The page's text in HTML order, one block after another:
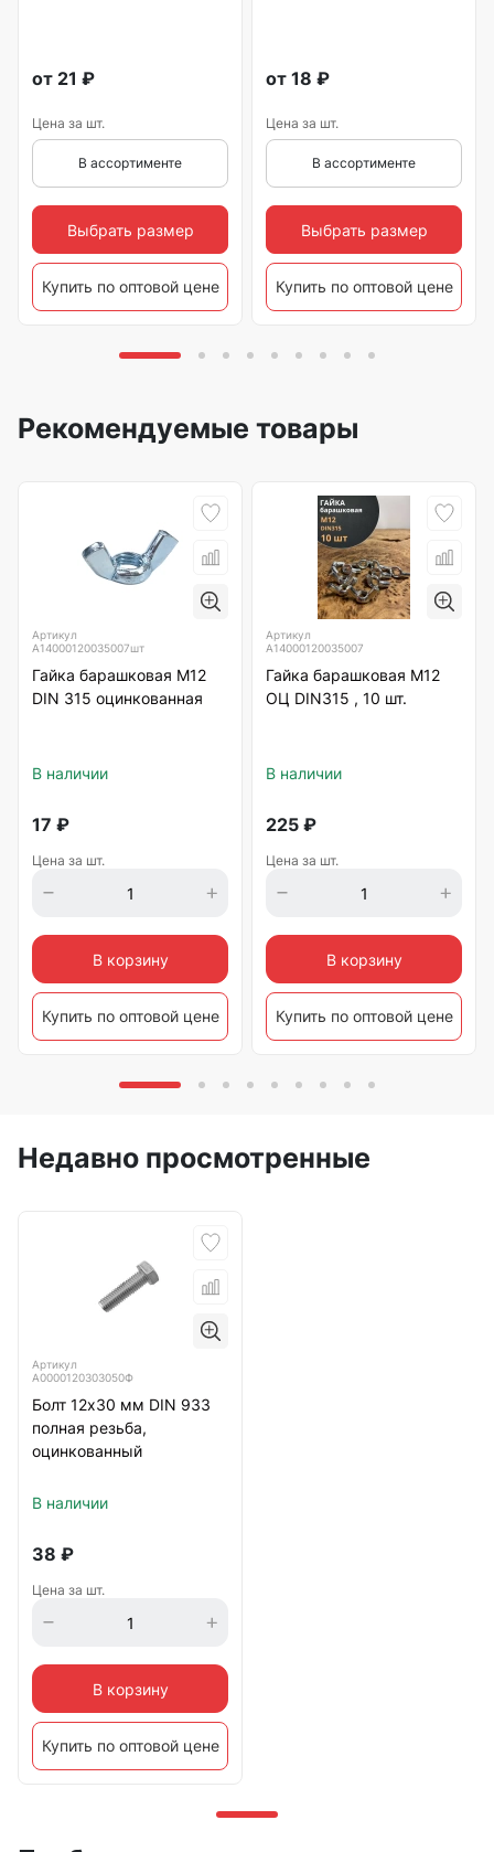
от 21 ₽
Цена за шт.
В ассортименте
Выбрать размер
Купить по оптовой цене
от 18 ₽
Цена за шт.
В ассортименте
Выбрать размер
Купить по оптовой цене
Рекомендуемые товары
Артикул
А14000120035007шт
Гайка барашковая М12
DIN 315 оцинкованная
В наличии
17 ₽
Цена за шт.
В корзину
Купить по оптовой цене
Артикул
А14000120035007
Гайка барашковая М12
ОЦ DIN315 , 10 шт.
В наличии
225 ₽
Цена за шт.
В корзину
Купить по оптовой цене
Недавно просмотренные
Артикул
А0000120303050Ф
Болт 12х30 мм DIN 933
полная резьба,
оцинкованный
В наличии
38 ₽
Цена за шт.
В корзину
Купить по оптовой цене